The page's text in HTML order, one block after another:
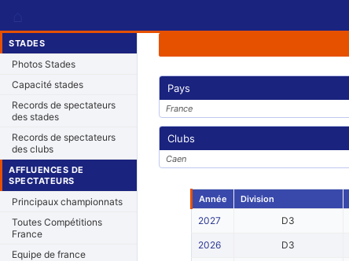
STADES
Photos Stades
Capacité stades
Records de spectateurs
des stades
Records de spectateurs
des clubs
AFFLUENCES DE
SPECTATEURS
Principaux championnats
Toutes Compétitions
France
Equipe de france
Pays
France
Clubs
Caen
Année Division
2027 D3
2026 D3